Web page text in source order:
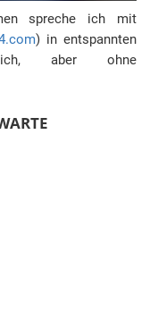
spreche ich mit
) in entspannten
aber ohne